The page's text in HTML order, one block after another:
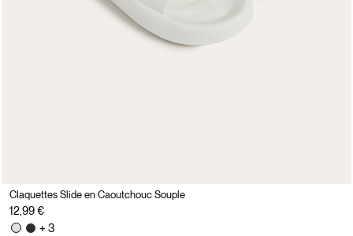
Claquettes Slide en Caoutchouc Souple
12,99 €
+ 3